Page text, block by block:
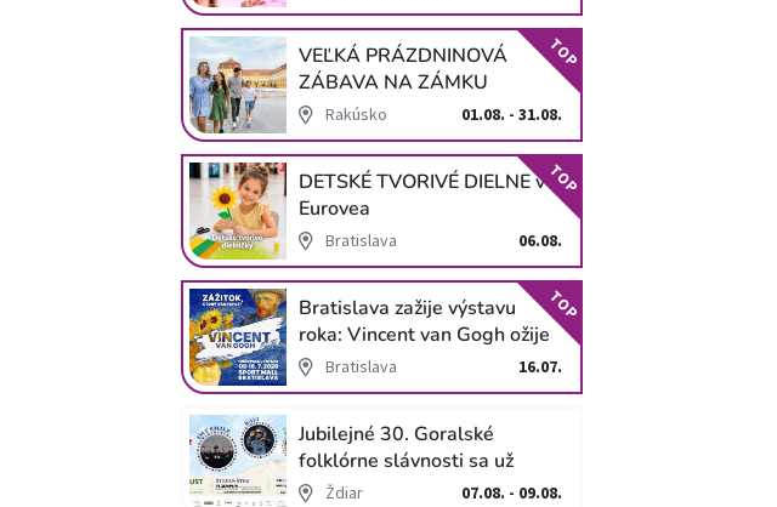
VEĽKÁ PRÁZDNINOVÁ
ZÁBAVA NA ZÁMKU
SCHLOSS HOF
Rakúsko 01.08. - 31.08.
TOP
DETSKÉ TVORIVÉ DIELNE v
Eurovea
Bratislava 06.08.
TOP
Bratislava zažije výstavu
roka: Vincent van Gogh ožije
v unikátnej imerzívnej šou!
Bratislava 16.07.
TOP
Jubilejné 30. Goralské
folklórne slávnosti sa už
blížiaŽdiar 07.08. - 09.08.